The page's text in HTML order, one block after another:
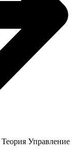
Теория Управление